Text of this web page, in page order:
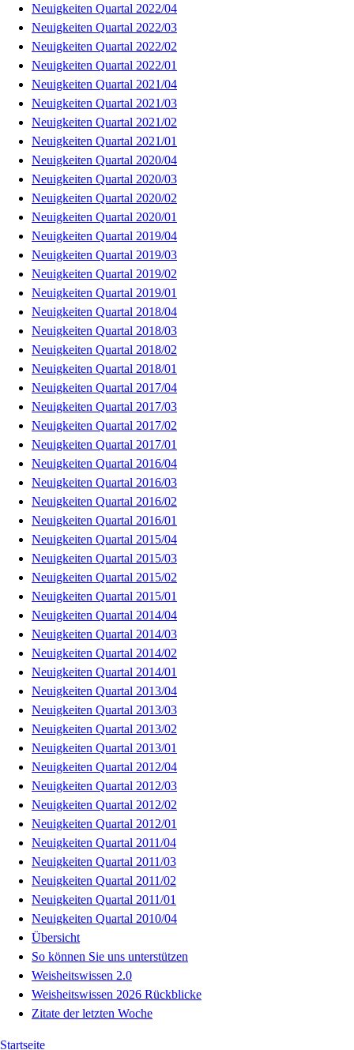
Neuigkeiten Quartal 2022/04
Neuigkeiten Quartal 2022/03
Neuigkeiten Quartal 2022/02
Neuigkeiten Quartal 2022/01
Neuigkeiten Quartal 2021/04
Neuigkeiten Quartal 2021/03
Neuigkeiten Quartal 2021/02
Neuigkeiten Quartal 2021/01
Neuigkeiten Quartal 2020/04
Neuigkeiten Quartal 2020/03
Neuigkeiten Quartal 2020/02
Neuigkeiten Quartal 2020/01
Neuigkeiten Quartal 2019/04
Neuigkeiten Quartal 2019/03
Neuigkeiten Quartal 2019/02
Neuigkeiten Quartal 2019/01
Neuigkeiten Quartal 2018/04
Neuigkeiten Quartal 2018/03
Neuigkeiten Quartal 2018/02
Neuigkeiten Quartal 2018/01
Neuigkeiten Quartal 2017/04
Neuigkeiten Quartal 2017/03
Neuigkeiten Quartal 2017/02
Neuigkeiten Quartal 2017/01
Neuigkeiten Quartal 2016/04
Neuigkeiten Quartal 2016/03
Neuigkeiten Quartal 2016/02
Neuigkeiten Quartal 2016/01
Neuigkeiten Quartal 2015/04
Neuigkeiten Quartal 2015/03
Neuigkeiten Quartal 2015/02
Neuigkeiten Quartal 2015/01
Neuigkeiten Quartal 2014/04
Neuigkeiten Quartal 2014/03
Neuigkeiten Quartal 2014/02
Neuigkeiten Quartal 2014/01
Neuigkeiten Quartal 2013/04
Neuigkeiten Quartal 2013/03
Neuigkeiten Quartal 2013/02
Neuigkeiten Quartal 2013/01
Neuigkeiten Quartal 2012/04
Neuigkeiten Quartal 2012/03
Neuigkeiten Quartal 2012/02
Neuigkeiten Quartal 2012/01
Neuigkeiten Quartal 2011/04
Neuigkeiten Quartal 2011/03
Neuigkeiten Quartal 2011/02
Neuigkeiten Quartal 2011/01
Neuigkeiten Quartal 2010/04
Übersicht
So können Sie uns unterstützen
Weisheitswissen 2.0
Weisheitswissen 2026 Rückblicke
Zitate der letzten Woche
Startseite